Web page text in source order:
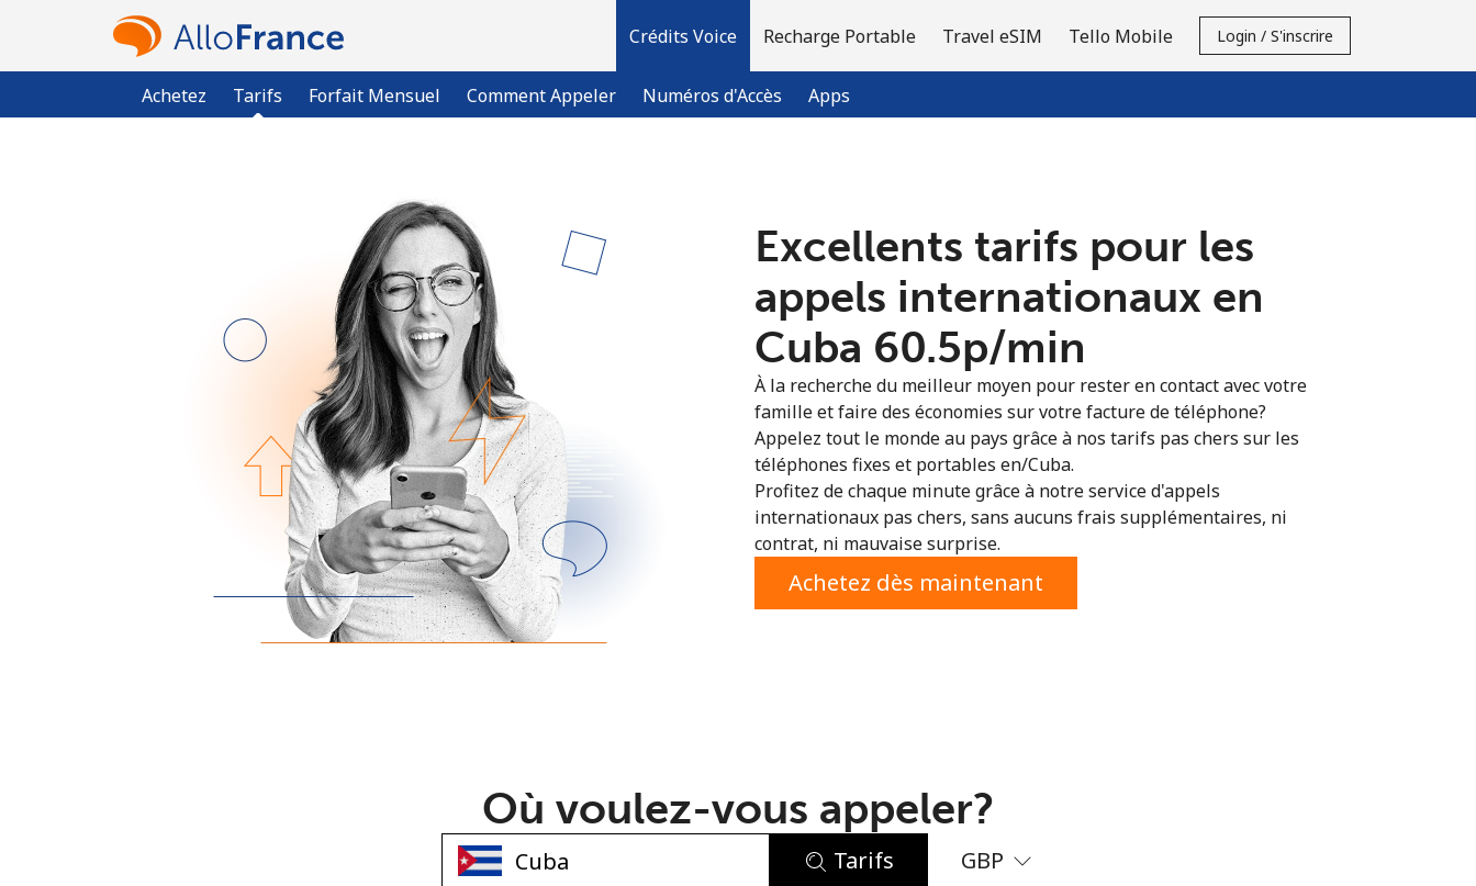
Crédits Voice
Achetez Tarifs Forfait Mensuel Comment Appeler Numéros d'Accès Apps
Recharge Portable Travel eSIM Tello Mobile Login / S'inscrire
Vous avez déjà un compte? Connectez-vous →
S'enregistrer avec
Excellents tarifs pour les
appels internationaux en
Cuba ⁦60.5p⁩/min
À la recherche du meilleur moyen pour rester en contact avec votre
famille et faire des économies sur votre facture de téléphone?
Appelez tout le monde au pays grâce à nos tarifs pas chers sur les
téléphones fixes et portables en/Cuba.
Profitez de chaque minute grâce à notre service d'appels
internationaux pas chers, sans aucuns frais supplémentaires, ni
contrat, ni mauvaise surprise.
Achetez dès maintenant
Où voulez-vous appeler?
Tarifs GBP